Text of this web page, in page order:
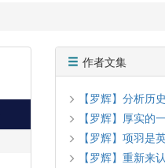
作者文集
【罗辉】分析历
【罗辉】厚实
【罗辉】项羽是
【罗辉】重新来